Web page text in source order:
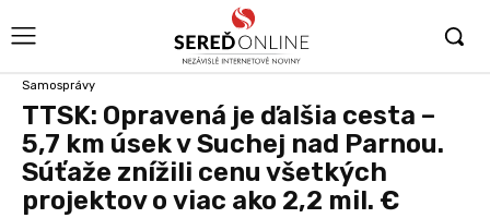
Samosprávy
TTSK: Opravená je ďalšia cesta –
5,7 km úsek v Suchej nad Parnou.
Súťaže znížili cenu všetkých
projektov o viac ako 2,2 mil. €